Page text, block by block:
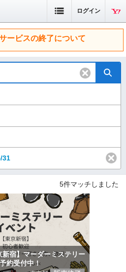
ログイン
ービスの終了について
31
5件マッチしました
宿】マーダーミステリー
約受付中！